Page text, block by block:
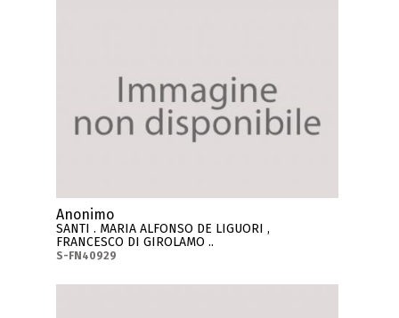
Anonimo
SANTI . MARIA ALFONSO DE LIGUORI ,
FRANCESCO DI GIROLAMO ..
S-FN40929